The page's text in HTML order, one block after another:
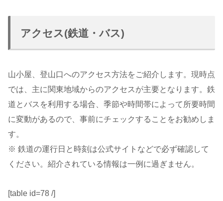
アクセス(鉄道・バス)
山小屋、登山口へのアクセス方法をご紹介します。現時点
では、主に関東地域からのアクセスが主要となります。鉄
道とバスを利用する場合、季節や時間帯によって所要時間
に変動があるので、事前にチェックすることをお勧めしま
す。
※ 鉄道の運行日と時刻は公式サイトなどで必ず確認して
ください。紹介されている情報は一例に過ぎません。
[table id=78 /]